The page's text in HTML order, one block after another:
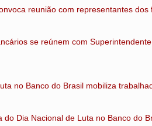
reunião com representantes dos
se reúnem com
no Banco do Brasil mobiliza
do Dia Nacional de Luta no Banco do